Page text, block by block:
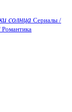
солнца Сериалы /